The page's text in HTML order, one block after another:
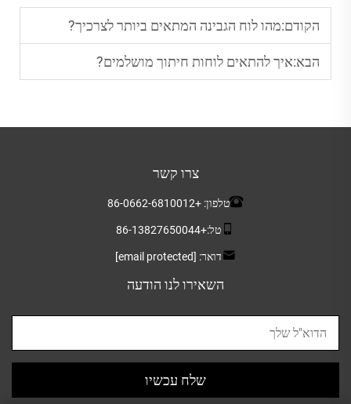
הקודם:מהו לוח הגבינה המתאים ביותר לצרכיך?
הבא:איך להתאים לוחות חיתוך מושלמים?
צרו קשר
טלפון: +86-0662-6810012
טל:+86-13827650044
דואר: [email protected]
השאירו לנו הודעה
שלח עכשיו